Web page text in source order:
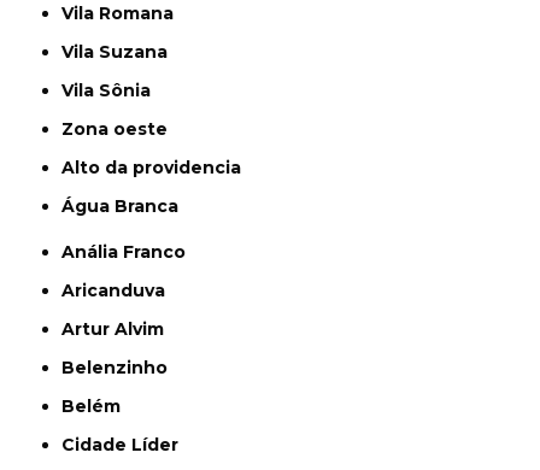
Vila Romana
Vila Suzana
Vila Sônia
Zona oeste
alto da providencia
Água Branca
Anália Franco
Aricanduva
Artur Alvim
Belenzinho
Belém
Cidade Líder